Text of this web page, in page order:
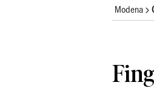
Modena